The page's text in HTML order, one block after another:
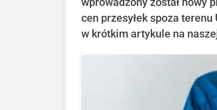
cen przesyłek spoza
w krótkim artykule na